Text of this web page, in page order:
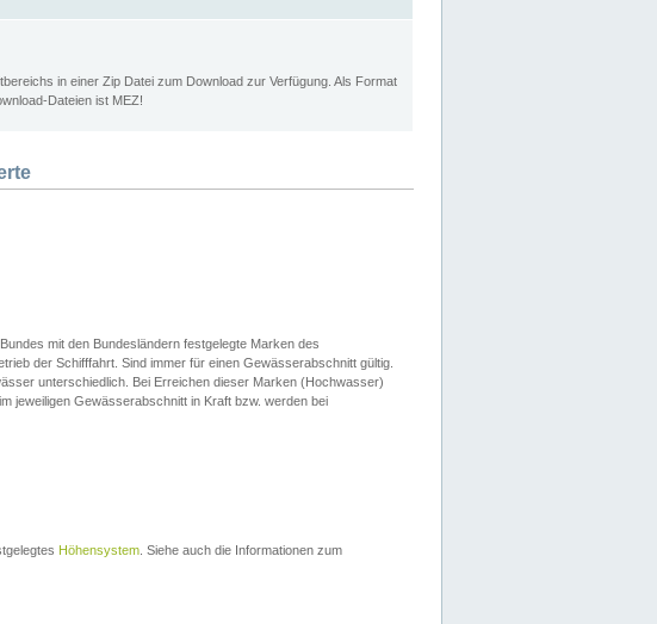
in einer Zip Datei zum Download zur Verfügung. Als Format
Dateien ist MEZ!
mit den Bundesländern festgelegte Marken des
der Schifffahrt. Sind immer für einen Gewässerabschnitt gültig.
unterschiedlich. Bei Erreichen dieser Marken (Hochwasser)
jeweiligen Gewässerabschnitt in Kraft bzw. werden bei
Höhensystem . Siehe auch die Informationen zum